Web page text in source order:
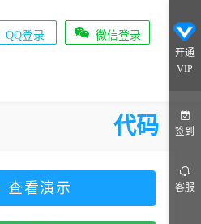
QQ登录  微信登录
代码
查看演示
开通
VIP
签到
客服